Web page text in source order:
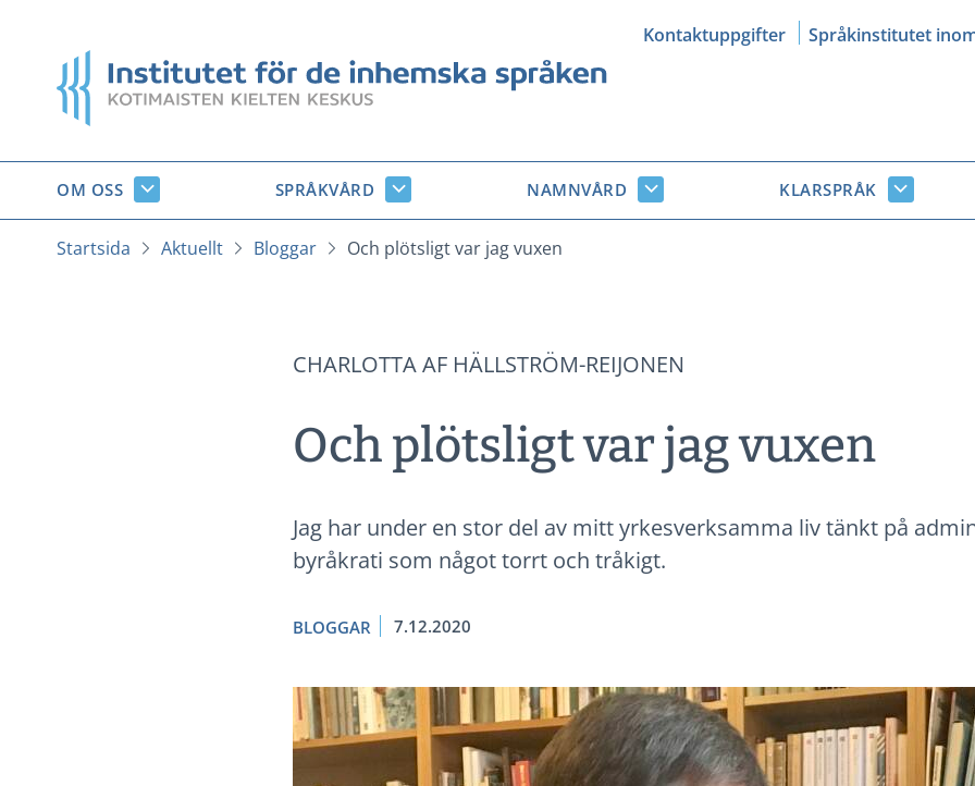
innehåll
Kontaktuppgifter
Språkinstitutet
Startsida
OM OSS
Om
oss
undersidor
SPRÅKVÅRD
Språkvård
undersidor
NAMNVÅRD
Namnvård
undersidor
KLARSPRÅK
Startsida
Aktuellt Bloggar Och plötsligt var jag vuxen
CHARLOTTA AF HÄLLSTRÖM-REIJONEN
Och plötsligt var jag vuxen
Jag har under en stor del av mitt yrkesverksamma liv tänkt på
byråkrati som något torrt och tråkigt.
BLOGGAR 7.12.2020